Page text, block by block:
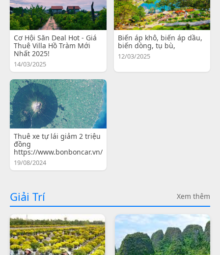
Cơ Hội Săn Deal Hot - Giá
Thuê Villa Hồ Tràm Mới
Nhất 2025!
14/03/2025
Biến áp khô, biến áp dầu,
biến dòng, tụ bù,
12/03/2025
Thuê xe tự lái giảm 2 triệu
đồng
https://www.bonboncar.vn/
19/08/2024
Giải Trí Xem thêm